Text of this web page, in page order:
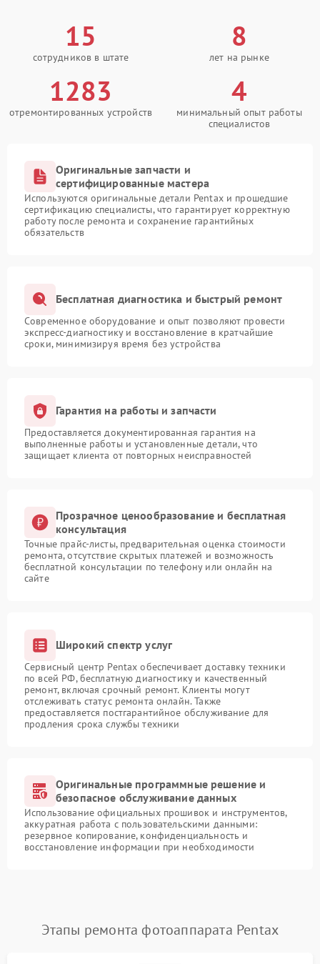
15
сотрудников в штате
8
лет на рынке
1283
отремонтированных устройств
4
минимальный опыт работы
специалистов
Оригинальные запчасти и
сертифицированные мастера
Используются оригинальные детали Pentax и прошедшие
сертификацию специалисты, что гарантирует корректную
работу после ремонта и сохранение гарантийных
обязательств
Бесплатная диагностика и быстрый ремонт
Современное оборудование и опыт позволяют провести
экспресс-диагностику и восстановление в кратчайшие
сроки, минимизируя время без устройства
Гарантия на работы и запчасти
Предоставляется документированная гарантия на
выполненные работы и установленные детали, что
защищает клиента от повторных неисправностей
Прозрачное ценообразование и бесплатная
консультация
Точные прайс-листы, предварительная оценка стоимости
ремонта, отсутствие скрытых платежей и возможность
бесплатной консультации по телефону или онлайн на
сайте
Широкий спектр услуг
Сервисный центр Pentax обеспечивает доставку техники
по всей РФ, бесплатную диагностику и качественный
ремонт, включая срочный ремонт. Клиенты могут
отслеживать статус ремонта онлайн. Также
предоставляется постгарантийное обслуживание для
продления срока службы техники
Оригинальные программные решение и
безопасное обслуживание данных
Использование официальных прошивок и инструментов,
аккуратная работа с пользовательскими данными:
резервное копирование, конфиденциальность и
восстановление информации при необходимости
Этапы ремонта фотоаппарата Pentax